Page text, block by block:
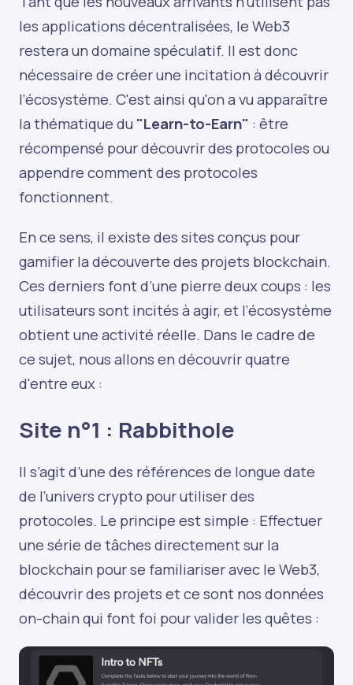
les applications décentralisées, le Web3
restera un domaine spéculatif. Il est donc
nécessaire de créer une incitation à découvrir
l’écosystème. C'est ainsi qu'on a vu apparaître
la thématique du "Learn-to-Earn" : être
récompensé pour découvrir des protocoles ou
appendre comment des protocoles
fonctionnent.
En ce sens, il existe des sites conçus pour
gamifier la découverte des projets blockchain.
Ces derniers font d’une pierre deux coups : les
utilisateurs sont incités à agir, et l’écosystème
obtient une activité réelle. Dans le cadre de
ce sujet, nous allons en découvrir quatre
d'entre eux :
Site n°1 : Rabbithole
Il s’agit d’une des références de longue date
de l’univers crypto pour utiliser des
protocoles. Le principe est simple : Effectuer
une série de tâches directement sur la
blockchain pour se familiariser avec le Web3,
découvrir des projets et ce sont nos données
on-chain qui font foi pour valider les quêtes :